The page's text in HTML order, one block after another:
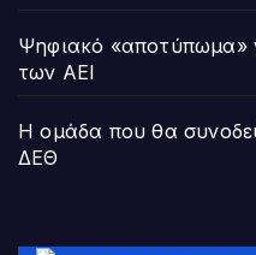
Ψηφιακό «αποτύπωμα»
των ΑΕΙ
Η ομάδα που θα
ΔΕΘ